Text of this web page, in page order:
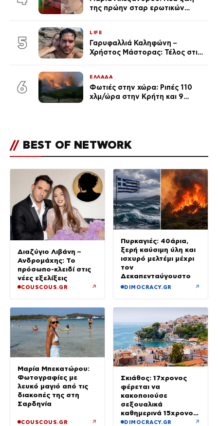
της πρώην σταρ ερωτικών
(Φωτογραφίες)
5
LIFE
Γαρυφαλλιά Καληφώνη –
Χρήστος Μάστορας: Τέλος στις
6
ΕΛΛΑΔΑ
Φωτιές στην χώρα: Ριπές 110
χλμ/ώρα στην Κρήτη και 9
// BEST OF NETWORK
Διαζύγιο Λιβάνη –
Ανδρομάχης: Το
πρόσωπο-κλειδί στις
νέες εξελίξεις
COUSCOUS.GR ↗
Πυρκαγιές: 40άρια,
ξερή καύσιμη ύλη και
ισχυρό μελτέμι μέχρι
τον
Δεκαπενταύγουστο
DIMOCRACY.GR ↗
Μαρία Μπεκατώρου:
Φωτογραφίες με
λευκό μαγιό από τις
διακοπές της στη
Σαρδηνία
COUSCOUS.GR ↗
Σκιάθος: 17χρονος
φέρεται να
κακοποιούσε
σεξουαλικά
καθημερινά 15χρονο
και να τον εκβίαζε με
DIMOCRACY.GR ↗